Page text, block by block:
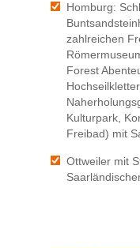
Homburg:
zahlreichen
Forest
Kulturpark,
Freibad) mit
Ottweiler mit